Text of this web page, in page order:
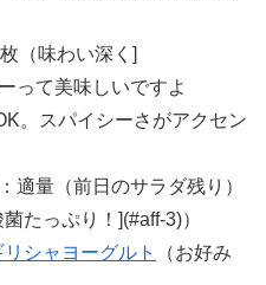
（味わい深く]
って美味しいですよ
。スパイシーさがアクセン
適量（前日のサラダ残り）
たっぷり！](#aff-3)）
リシャヨーグルト
（お好み